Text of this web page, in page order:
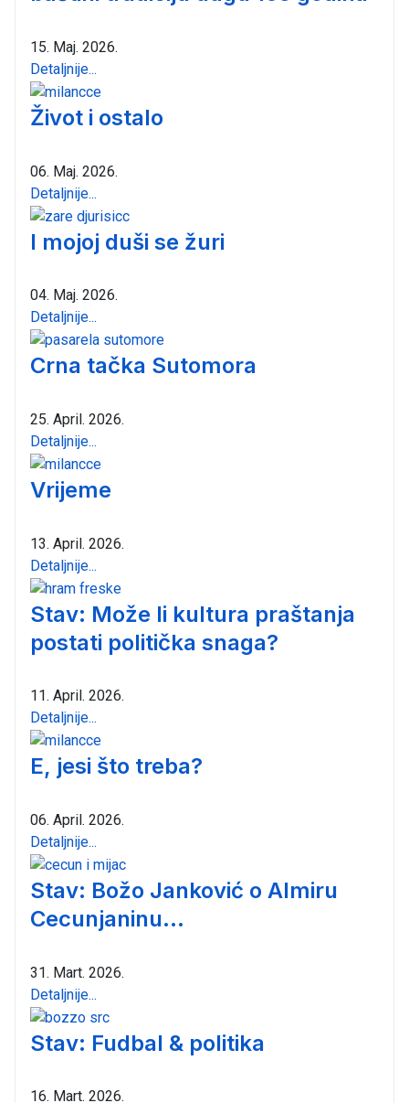
15. Maj. 2026.
Detaljnije...
Život i ostalo
06. Maj. 2026.
Detaljnije...
I mojoj duši se žuri
04. Maj. 2026.
Detaljnije...
Crna tačka Sutomora
25. April. 2026.
Detaljnije...
Vrijeme
13. April. 2026.
Detaljnije...
Stav: Može li kultura praštanja
postati politička snaga?
11. April. 2026.
Detaljnije...
E, jesi što treba?
06. April. 2026.
Detaljnije...
Stav: Božo Janković o Almiru
Cecunjaninu...
31. Mart. 2026.
Detaljnije...
Stav: Fudbal & politika
16. Mart. 2026.